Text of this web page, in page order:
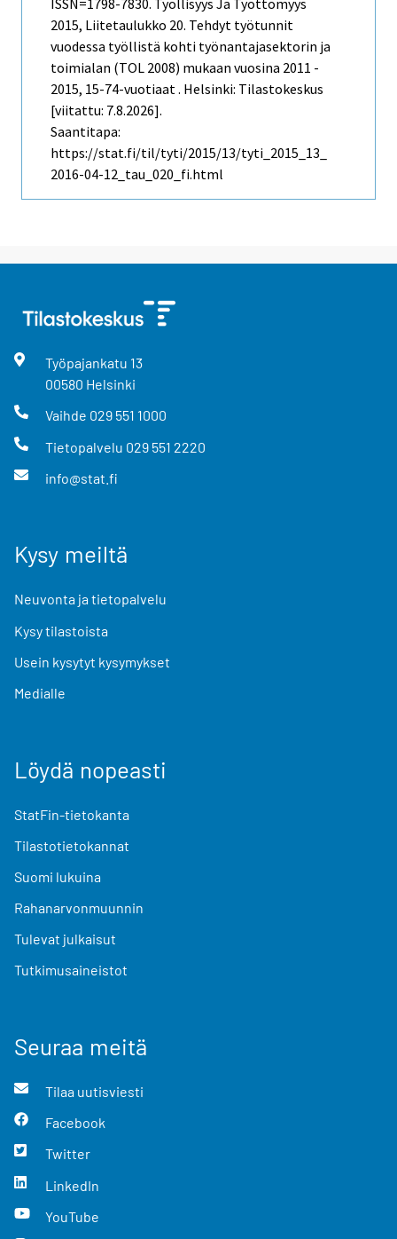
ISSN=1798-7830. Työllisyys Ja Työttömyys
2015, Liitetaulukko 20. Tehdyt työtunnit
vuodessa työllistä kohti työnantajasektorin ja
toimialan (TOL 2008) mukaan vuosina 2011 -
2015, 15-74-vuotiaat . Helsinki: Tilastokeskus
[viitattu: 7.8.2026].
Saantitapa:
https://stat.fi/til/tyti/2015/13/tyti_2015_13_
2016-04-12_tau_020_fi.html
Työpajankatu 13
00580 Helsinki
Vaihde 029 551 1000
Tietopalvelu 029 551 2220
info@stat.fi
Kysy meiltä
Neuvonta ja tietopalvelu
Kysy tilastoista
Usein kysytyt kysymykset
Medialle
Löydä nopeasti
StatFin-tietokanta
Tilastotietokannat
Suomi lukuina
Rahanarvonmuunnin
Tulevat julkaisut
Tutkimusaineistot
Seuraa meitä
Tilaa uutisviesti
Facebook
Twitter
LinkedIn
YouTube